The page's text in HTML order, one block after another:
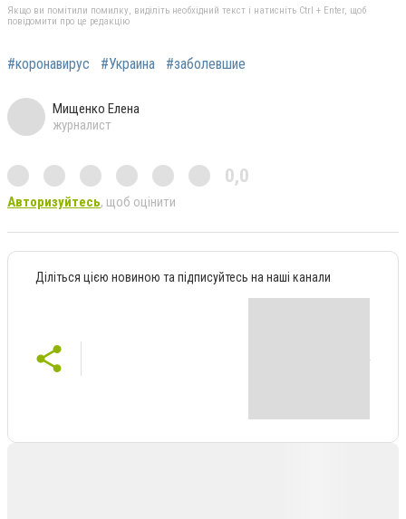
Якщо ви помітили помилку, виділіть необхідний текст і натисніть Ctrl + Enter, щоб
повідомити про це редакцію
#коронавирус #Украина #заболевшие
Мищенко Елена
журналист
0,0
Авторизуйтесь, щоб оцінити
Діліться цією новиною та підписуйтесь на наші канали